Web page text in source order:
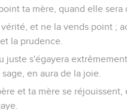
ta mère, quand elle sera
et ne la vends point ;
la prudence.
juste s'égayera
en aura de la joie.
et ta mère se